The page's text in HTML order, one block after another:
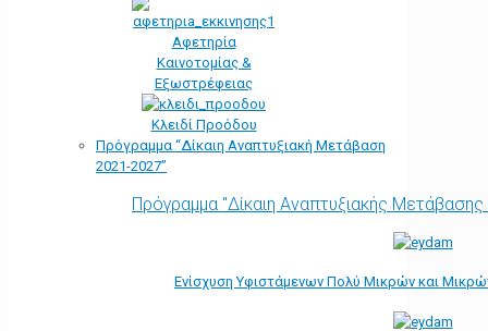
Αφετηρία
Kαινοτομίας &
Εξωστρέφειας
Κλειδί Προόδου
Πρόγραμμα “Δίκαιη Αναπτυξιακή Μετάβαση
2021-2027”
Πρόγραμμα "Δίκαιη Αναπτυξιακής
Ενίσχυση Υφιστάμενων Πολύ Μικρών και